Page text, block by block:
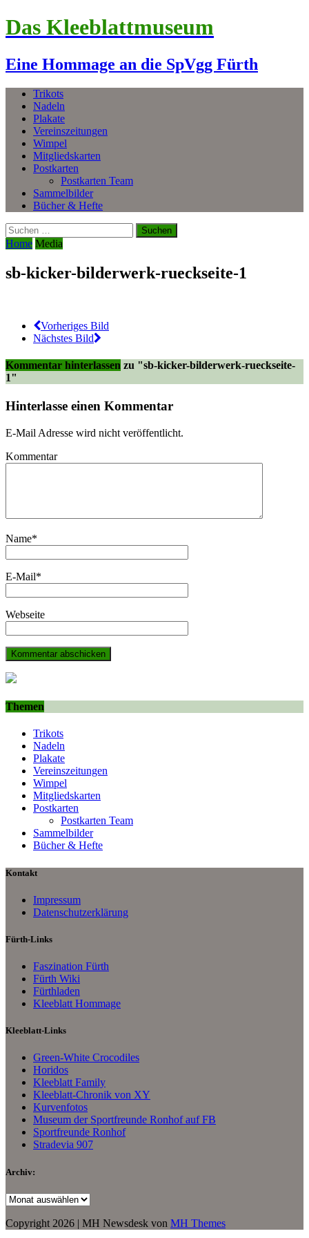
Das Kleeblattmuseum
Eine Hommage an die SpVgg Fürth
Trikots
Nadeln
Plakate
Vereinszeitungen
Wimpel
Mitgliedskarten
Postkarten
Postkarten Team
Sammelbilder
Bücher & Hefte
Suchen
nach:
Home Media
sb-kicker-bilderwerk-rueckseite-1
Vorheriges Bild
Nächstes Bild
Kommentar hinterlassen zu "sb-kicker-bilderwerk-rueckseite-
1"
Hinterlasse einen Kommentar
E-Mail Adresse wird nicht veröffentlicht.
Kommentar
Name*
E-Mail*
Webseite
Themen
Trikots
Nadeln
Plakate
Vereinszeitungen
Wimpel
Mitgliedskarten
Postkarten
Postkarten Team
Sammelbilder
Bücher & Hefte
Kontakt
Impressum
Datenschutzerklärung
Fürth-Links
Faszination Fürth
Fürth Wiki
Fürthladen
Kleeblatt Hommage
Kleeblatt-Links
Green-White Crocodiles
Horidos
Kleeblatt Family
Kleeblatt-Chronik von XY
Kurvenfotos
Museum der Sportfreunde Ronhof auf FB
Sportfreunde Ronhof
Stradevia 907
Archiv:
Archiv:
Copyright 2026 | MH Newsdesk von MH Themes